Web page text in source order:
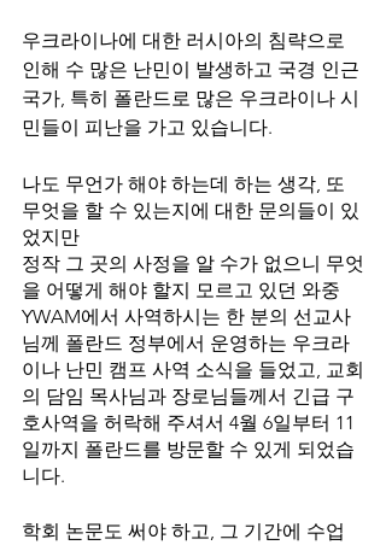
우크라이나에 대한 러시아의 침략으로
인해 수 많은 난민이 발생하고 국경 인근
국가, 특히 폴란드로 많은 우크라이나 시
민들이 피난을 가고 있습니다.
나도 무언가 해야 하는데 하는 생각, 또
무엇을 할 수 있는지에 대한 문의들이 있
었지만
정작 그 곳의 사정을 알 수가 없으니 무엇
을 어떻게 해야 할지 모르고 있던 와중
YWAM에서 사역하시는 한 분의 선교사
님께 폴란드 정부에서 운영하는 우크라
이나 난민 캠프 사역 소식을 들었고, 교회
의 담임 목사님과 장로님들께서 긴급 구
호사역을 허락해 주셔서 4월 6일부터 11
일까지 폴란드를 방문할 수 있게 되었습
니다.
학회 논문도 써야 하고, 그 기간에 수업